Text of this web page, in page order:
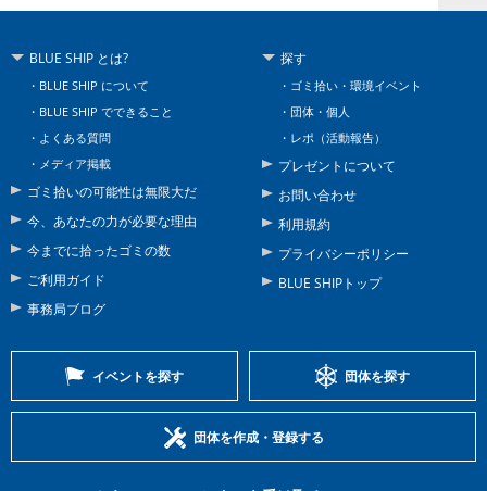
BLUE SHIP とは?
BLUE SHIP について
BLUE SHIP でできること
よくある質問
メディア掲載
ゴミ拾いの可能性は無限大だ
今、あなたの力が必要な理由
今までに拾ったゴミの数
ご利用ガイド
事務局ブログ
探す
ゴミ拾い・環境イベント
団体・個人
レポ（活動報告）
プレゼントについて
お問い合わせ
利用規約
プライバシーポリシー
BLUE SHIPトップ
イベントを探す 団体を探す
団体を作成・登録する